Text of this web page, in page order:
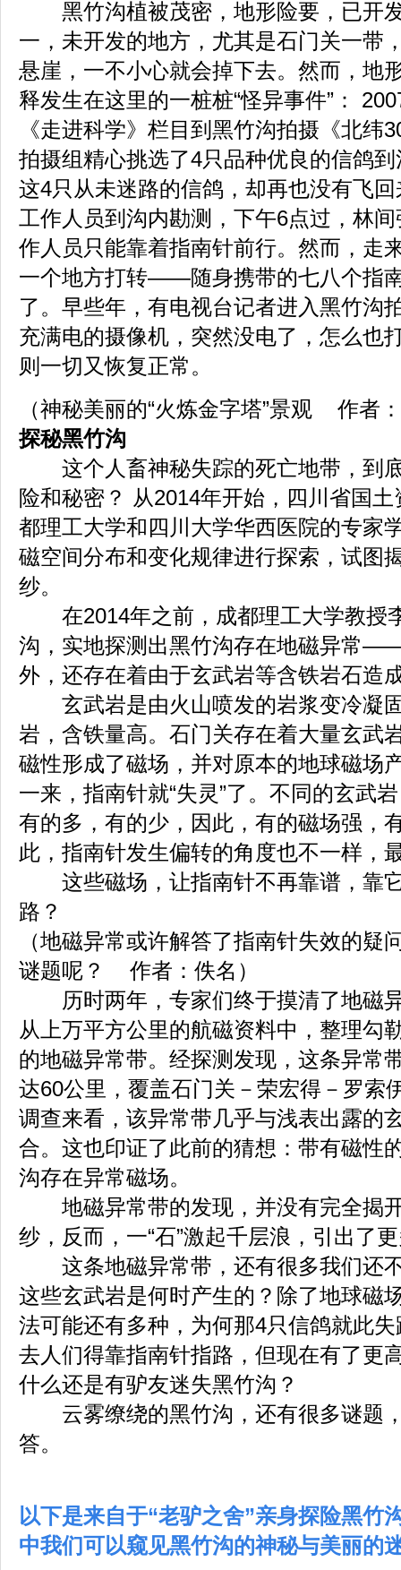
黑竹沟植被茂密，地形险要，已开
一，未开发的地方，尤其是石门关一带
悬崖，一不小心就会掉下去。然而，地
释发生在这里的一桩桩“怪异事件”：
《走进科学》栏目到黑竹沟拍摄《北纬
拍摄组精心挑选了4只品种优良的信鸽
这4只从未迷路的信鸽，却再也没有飞
工作人员到沟内勘测，下午6点过，林
作人员只能靠着指南针前行。然而，走
一个地方打转——随身携带的七八个指
了。早些年，有电视台记者进入黑竹沟
充满电的摄像机，突然没电了，怎么也
则一切又恢复正常。
（神秘美丽的“火炼金字塔”景观 作者
探秘黑竹沟
这个人畜神秘失踪的死亡地带，到
险和秘密？ 从2014年开始，四川省国
都理工大学和四川大学华西医院的专家
磁空间分布和变化规律进行探索，试图
纱。
在2014年之前，成都理工大学教授
沟，实地探测出黑竹沟存在地磁异常
外，还存在着由于玄武岩等含铁岩石造
玄武岩是由火山喷发的岩浆变冷凝
岩，含铁量高。石门关存在着大量玄武
磁性形成了磁场，并对原本的地球磁场
一来，指南针就“失灵”了。不同的玄武
有的多，有的少，因此，有的磁场强，
此，指南针发生偏转的角度也不一样，
这些磁场，让指南针不再靠谱，靠
路？
（地磁异常或许解答了指南针失效的疑
谜题呢？ 作者：佚名）
历时两年，专家们终于摸清了地磁
从上万平方公里的航磁资料中，整理勾
的地磁异常带。经探测发现，这条异常
达60公里，覆盖石门关－荣宏得－罗索
调查来看，该异常带几乎与浅表出露的
合。这也印证了此前的猜想：带有磁性
沟存在异常磁场。
地磁异常带的发现，并没有完全揭
纱，反而，一“石”激起千层浪，引出了
这条地磁异常带，还有很多我们还
这些玄武岩是何时产生的？除了地球磁
法可能还有多种，为何那4只信鸽就此
去人们得靠指南针指路，但现在有了更
什么还是有驴友迷失黑竹沟？
云雾缭绕的黑竹沟，还有很多谜题
答。
以下是来自于“老驴之舍”亲身探险黑竹
中我们可以窥见黑竹沟的神秘与美丽